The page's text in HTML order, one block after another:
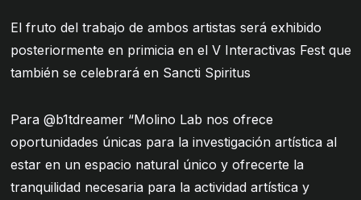
El fruto del trabajo de ambos artistas será exhibido
posteriormente en primicia en el V Interactivas Fest que
también se celebrará en Sancti Spiritus
Para @b1tdreamer“Molino Lab nos ofrece
oportunidades únicas para la investigación artística al
estar en un espacio natural único y ofrecerte la
tranquilidad necesaria para la actividad artística y